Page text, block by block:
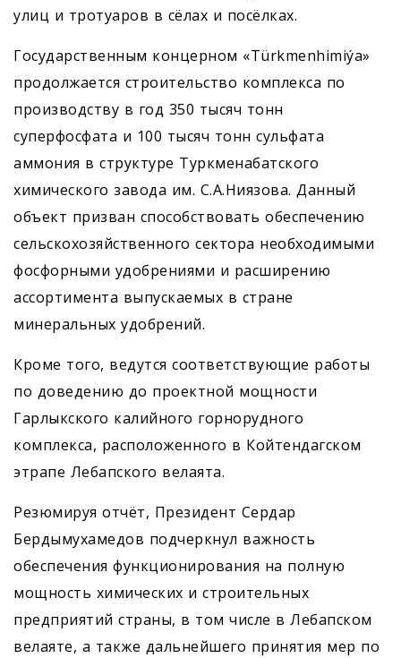
улиц и тротуаров в сёлах и посёлках.
Государственным концерном «Türkmenhimiýa»
продолжается строительство комплекса по
производству в год 350 тысяч тонн
суперфосфата и 100 тысяч тонн сульфата
аммония в структуре Туркменабатского
химического завода им. С.А.Ниязова. Данный
объект призван способствовать обеспечению
сельскохозяйственного сектора необходимыми
фосфорными удобрениями и расширению
ассортимента выпускаемых в стране
минеральных удобрений.
Кроме того, ведутся соответствующие работы
по доведению до проектной мощности
Гарлыкского калийного горнорудного
комплекса, расположенного в Койтендагском
этрапе Лебапского велаята.
Резюмируя отчёт, Президент Сердар
Бердымухамедов подчеркнул важность
обеспечения функционирования на полную
мощность химических и строительных
предприятий страны, в том числе в Лебапском
велаяте, а также дальнейшего принятия мер по